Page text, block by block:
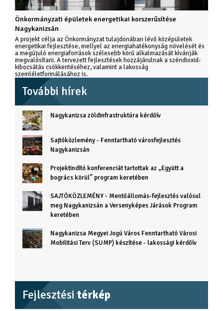
Önkormányzati épületek energetikai korszerűsítése
Nagykanizsán
A projekt célja az Önkormányzat tulajdonában lévő középületek
energetikai fejlesztése, mellyel az energiahatékonyság növelését és
a megújuló energiaforrások szélesebb körű alkalmazását kívánják
megvalósítani. A tervezett fejlesztések hozzájárulnak a széndioxid-
kibocsátás csökkentéséhez, valamint a lakosság
szemléletformálásához is.
További hírek
Nagykanizsa zöldinfrastruktúra kérdőív
Sajtóközlemény - Fenntartható városfejlesztés
Nagykanizsán
Projektindító konferenciát tartottak az „Együtt a
bogrács körül” program keretében
SAJTÓKÖZLEMÉNY - Mentőállomás-fejlesztés valósul
meg Nagykanizsán a Versenyképes Járások Program
keretében
Nagykanizsa Megyei Jogú Város Fenntartható Városi
Mobilitási Terv (SUMP) készítése - lakossági kérdőív
Fejlesztési térkép